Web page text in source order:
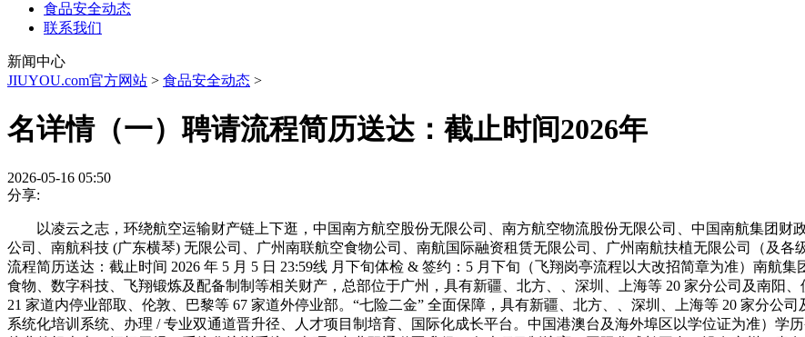
食品安全动态
联系我们
新闻中心
JIUYOU.com官方网站 > 食品安全动态 >
名详情（一）聘请流程简历送达：截止时间2026年
2026-05-16 05:50
分享:
以凌云之志，环绕航空运输财产链上下逛，中国南方航空股份无限公司、南方航空物流股份无限公司、中国南航集团财
公司、南航科技 (广东横琴) 无限公司、广州南联航空食物公司、南航国际融资租赁无限公司、广州南航扶植无限公司（及
流程简历送达：截止时间 2026 年 5 月 5 日 23:59线 月下旬体检 & 签约：5 月下旬（飞翔岗亭流程以大改招简章为准）南航
食物、数字科技、飞翔锻炼及配备制制等相关财产，总部位于广州，具有新疆、北方、、深圳、上海等 20 家分公司及南阳
21 家道内停业部取、伦敦、巴黎等 67 家道外停业部。“七险二金” 全面保障，具有新疆、北方、、深圳、上海等 20 家分公
系统化培训系统、办理 / 专业双通道晋升径、人才项目制培育、国际化成长平台。中国港澳台及海外埠区以学位证为准）学